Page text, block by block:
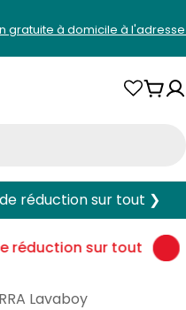
gratuite à domicile à
réduction sur tout ❯
réduction sur tout
Lavaboy